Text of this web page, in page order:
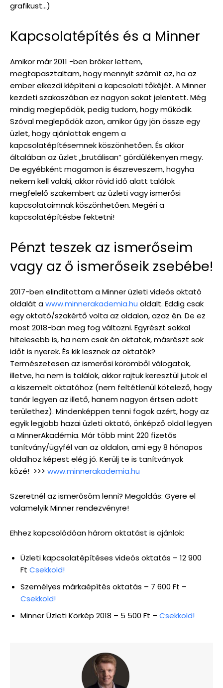
grafikust…)
Kapcsolatépítés és a Minner
Amikor már 2011 -ben bróker lettem,
megtapasztaltam, hogy mennyit számít az, ha az
ember elkezdi kiépíteni a kapcsolati tőkéjét. A Minner
kezdeti szakaszában ez nagyon sokat jelentett. Még
mindig meglepődök, pedig tudom, hogy működik.
Szóval meglepődök azon, amikor úgy jön össze egy
üzlet, hogy ajánlottak engem a
kapcsolatépítésemnek köszönhetően. És akkor
általában az üzlet „brutálisan” gördülékenyen megy.
De egyébként magamon is észreveszem, hogyha
nekem kell valaki, akkor rövid idő alatt találok
megfelelő szakembert az üzleti vagy ismerősi
kapcsolataimnak köszönhetően. Megéri a
kapcsolatépítésbe fektetni!
Pénzt teszek az ismerőseim
vagy az ő ismerőseik zsebébe!
2017-ben elindítottam a Minner üzleti videós oktató
oldalát awww.minnerakademia.hu oldalt. Eddig csak
egy oktató/szakértő volta az oldalon, azaz én. De ez
most 2018-ban meg fog változni. Egyrészt sokkal
hitelesebb is, ha nem csak én oktatok, másrészt sok
időt is nyerek. És kik lesznek az oktatók?
Természetesen az ismerősi körömből válogatok,
illetve, ha nem is találok, akkor rajtuk keresztül jutok el
a kiszemelt oktatóhoz (nem feltétlenül kötelező, hogy
tanár legyen az illető, hanem nagyon értsen adott
területhez). Mindenképpen tenni fogok azért, hogy az
egyik legjobb hazai üzleti oktató, önképző oldal legyen
a MinnerAkadémia. Már több mint 220 fizetős
tanítvány/ügyfél van az oldalon, ami egy 8 hónapos
oldalhoz képest elég jó. Kerülj te is tanítványok
közé! >>> www.minnerakademia.hu
Szeretnél az ismerősöm lenni? Megoldás: Gyere el
valamelyik Minner rendezvényre!
Ehhez kapcsolódóan három oktatást is ajánlok:
Üzleti kapcsolatépítéses videós oktatás – 12 900
Ft Csekkold!
Személyes márkaépítés oktatás – 7 600 Ft –
Csekkold!
Minner Üzleti Körkép 2018 – 5 500 Ft – Csekkold!